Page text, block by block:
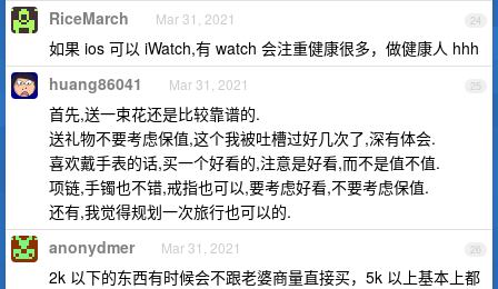
24
RiceMarch Mar 31, 2021
如果 ios 可以 iWatch,有 watch 会注重健康很多，做健康人 hhh
25
huang86041 Mar 31, 2021
首先,送一束花还是比较靠谱的.
送礼物不要考虑保值,这个我被吐槽过好几次了,深有体会.
喜欢戴手表的话,买一个好看的,注意是好看,而不是值不值.
项链,手镯也不错,戒指也可以,要考虑好看,不要考虑保值.
还有,我觉得规划一次旅行也可以的.
26
anonydmer Mar 31, 2021
2k 以下的东西有时候会不跟老婆商量直接买，5k 以上基本上都